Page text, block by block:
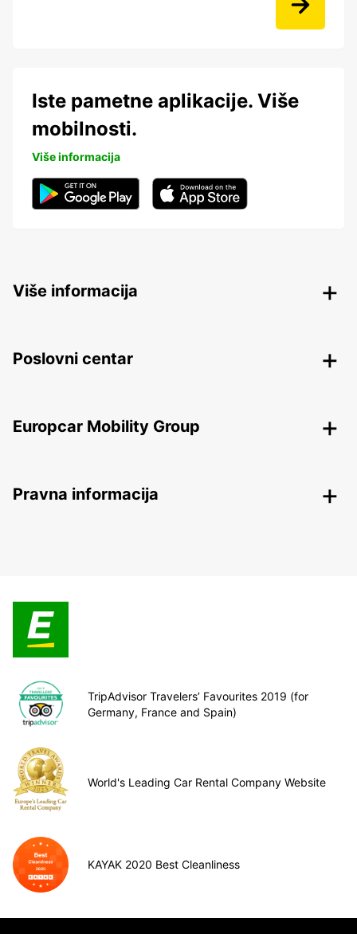
Iste pametne aplikacije. Više
mobilnosti.
Više informacija
Više informacija
Poslovni centar
Europcar Mobility Group
Pravna informacija
TripAdvisor Travelers’ Favourites 2019 (for
Germany, France and Spain)
World's Leading Car Rental Company Website
KAYAK 2020 Best Cleanliness